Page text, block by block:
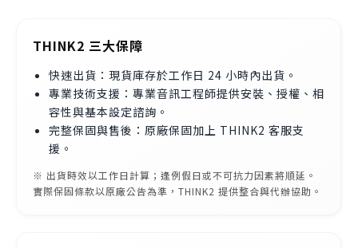
THINK2 三大保障
快速出貨：現貨庫存於工作日 24 小時內出貨。
專業技術支援：專業音訊工程師提供安裝、授權、相
容性與基本設定諮詢。
完整保固與售後：原廠保固加上 THINK2 客服支
援。
※ 出貨時效以工作日計算；逢例假日或不可抗力因素將順延。
實際保固條款以原廠公告為準，THINK2 提供整合與代辦協助。